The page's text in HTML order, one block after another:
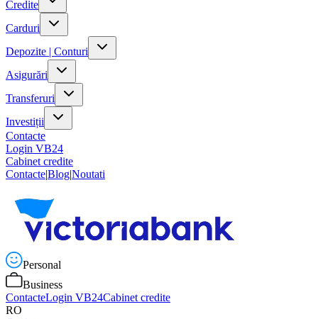
Credite
Carduri
Depozite | Conturi
Asigurări
Transferuri
Investiții
Contacte
Login VB24
Cabinet credite
Contacte|Blog|Noutati
Personal
Business
ContacteLogin VB24Cabinet credite
RO